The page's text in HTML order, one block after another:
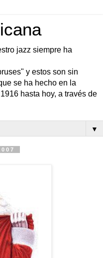
jazz siempre ha
y estos son sin
se ha hecho en la
hasta hoy, a través de
▼